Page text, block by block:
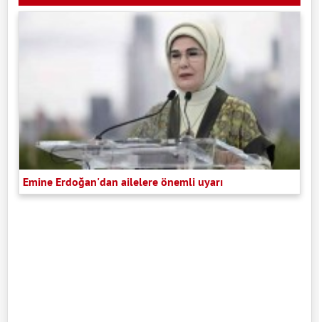
Emine Erdoğan'dan ailelere önemli uyarı